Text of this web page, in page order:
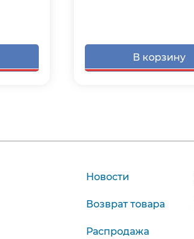
В корзину
Новости
Возврат товара
Распродажа